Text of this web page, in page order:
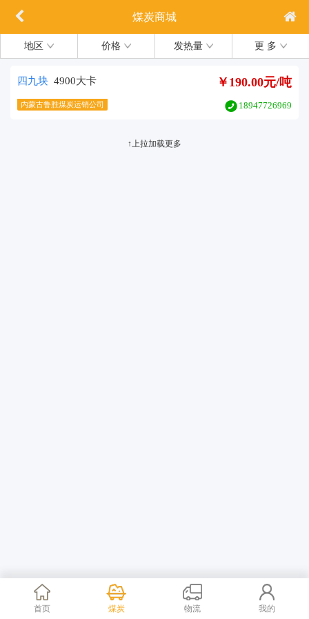
煤炭商城
地区 价格 发热量 更 多
四九块 4900大卡 ￥190.00元/吨
内蒙古鲁胜煤炭运销公司 18947726969
↑上拉加载更多
首页 煤炭 物流 我的